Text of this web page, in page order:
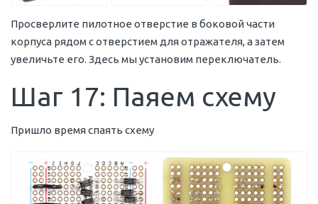
Просверлите пилотное отверстие в боковой части
корпуса рядом с отверстием для отражателя, а затем
увеличьте его. Здесь мы установим переключатель.
Шаг 17: Паяем схему
Пришло время спаять схему